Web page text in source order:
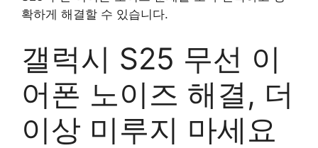
확하게 해결할 수 있습니다.
갤럭시 S25 무선 이
어폰 노이즈 해결, 더
이상 미루지 마세요